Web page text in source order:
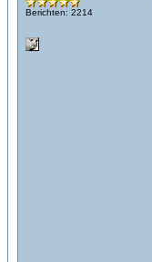
Berichten: 2214